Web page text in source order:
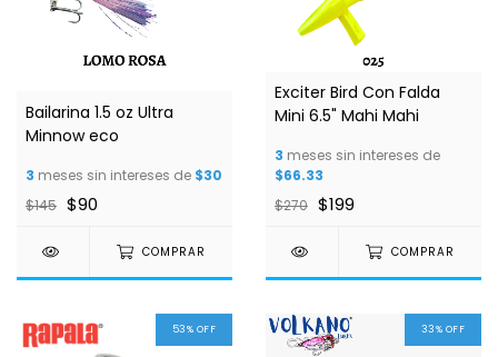
Bailarina 1.5 oz Ultra
Minnow eco
3 meses sin intereses de $30
$145 $90
COMPRAR
Exciter Bird Con Falda
Mini 6.5" Mahi Mahi
3 meses sin intereses de
$66.33
$270 $199
COMPRAR
53% OFF 33% OFF